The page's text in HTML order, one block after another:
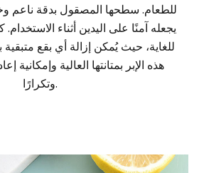
للطعام. سطحها المصقول بدقة ناعم
يجعله آمنًا على اليدين أثناء
للغاية، حيث يُمكن إزالة أي بقع
هذه الإبر بمتانتها العالية وإمكانية
وتكرارًا.